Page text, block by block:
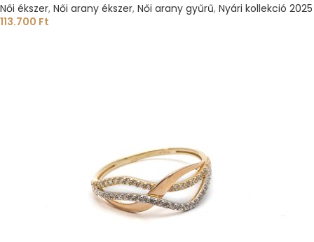
Női ékszer, Női arany ékszer, Női arany gyűrű, Nyári kollekció 2025
113.700 Ft